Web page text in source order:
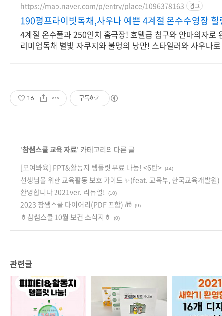
https://map.naver.com/p/entry/place/1096378163 광고
190평프라이빗독채,사우나 예쁜 4계절 온수수영장 힐
4계절 온수풀과 250인치 홈극장! 호텔급 침구와 안마의자로
리미엄독채 별빛 자쿠지와 불멍의 낭만! 스타일러와 사우나
16 구독하기
'참쌤스쿨 교육 자료' 카테고리의 다른 글
[모여봐육] PPT&활동지 템플릿 무료 나눔! <6탄>
(44)
선생님을 위한 교육활동 보호 가이드 ✨(feat. 교육부, 한국교육개발원)
환영합니다 2021ver. 리뉴얼!
(10)
2023 참쌤스쿨 다이어리(PDF 포함) 🎁 (9)
💊참쌤스쿨 10월 보건 소식지💊 (0)
관련글